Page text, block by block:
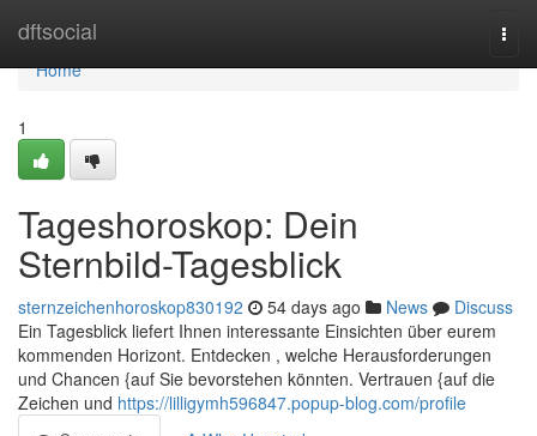
dftsocial
Home
Home
1
Tageshoroskop: Dein
Sternbild-Tagesblick
sternzeichenhoroskop830192 54 days ago News
Discuss
Ein Tagesblick liefert Ihnen interessante Einsichten über eurem
kommenden Horizont. Entdecken , welche Herausforderungen
und Chancen {auf Sie bevorstehen könnten. Vertrauen {auf die
Zeichen und https://lilligymh596847.popup-blog.com/profile